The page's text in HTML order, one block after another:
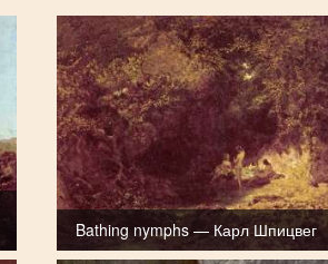
Bathing nymphs — Карл Шпицвег